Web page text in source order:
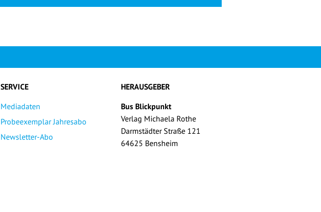
SERVICE
Mediadaten
Probeexemplar Jahresabo
Newsletter-Abo
HERAUSGEBER
Bus Blickpunkt
Verlag Michaela Rothe
Darmstädter Straße 121
64625 Bensheim